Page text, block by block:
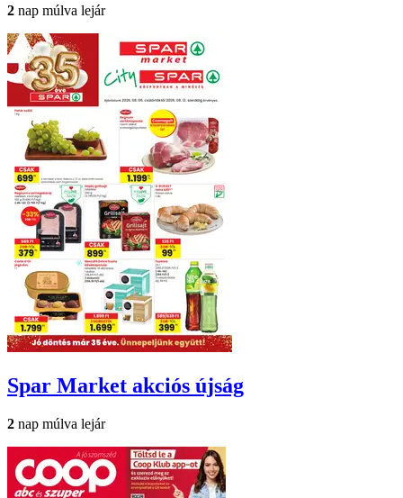
2 nap múlva lejár
Spar Market akciós újság
2 nap múlva lejár